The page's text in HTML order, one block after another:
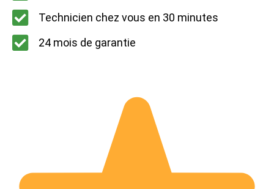
Technicien chez vous en 30 minutes
24 mois de garantie